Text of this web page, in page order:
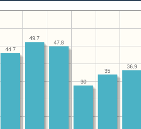
36.9
35
30
47.8
49.7
44.7